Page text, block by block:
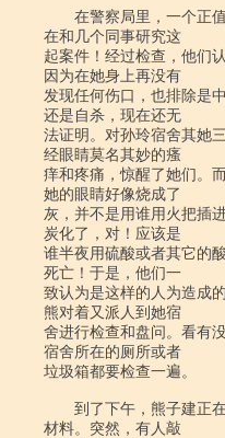
在警察局里，一个正值
在和几个同事研究这
起案件！经过检查，他们
因为在她身上再没有
发现任何伤口，也排除是
还是自杀，现在还无
法证明。对孙玲宿舍其她
经眼睛莫名其妙的瘙
痒和疼痛，惊醒了她们。
她的眼睛好像烧成了
灰，并不是用谁用火把插
炭化了，对！应该是
谁半夜用硫酸或者其它的
死亡！于是，他们一
致认为是这样的人为造成
熊对着又派人到她宿
舍进行检查和盘问。看有
宿舍所在的厕所或者
垃圾箱都要检查一遍。
到了下午，熊子建正在
材料。突然，有人敲